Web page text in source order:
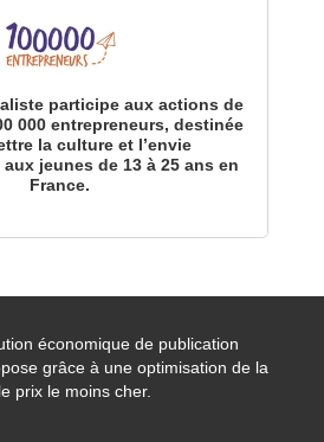
participe aux actions de
000 entrepreneurs, destinée
la culture et l’envie
aux jeunes de 13 à 25 ans en
France.
économique de publication
grâce à une optimisation de la
prix le moins cher.